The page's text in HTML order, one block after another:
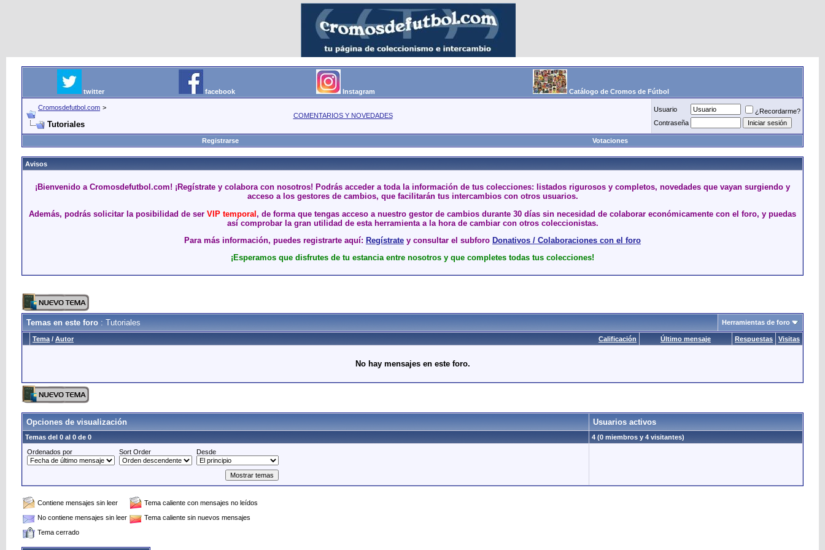
twitter facebook Instagram Catálogo de Cromos de Fútbol
Cromosdefutbol.com >
COMENTARIOS Y NOVEDADES
Tutoriales
Usuario
¿Recordarme?
Contraseña
Registrarse Votaciones
Avisos
¡Bienvenido a Cromosdefutbol.com! ¡Regístrate y colabora con nosotros! Podrás acceder a toda la información de tus colecciones: listados rigurosos y completos, novedades que vayan surgiendo y
acceso a los gestores de cambios, que facilitarán tus intercambios con otros usuarios.
Además, podrás solicitar la posibilidad de ser VIP temporal, de forma que tengas acceso a nuestro gestor de cambios durante 30 días sin necesidad de colaborar económicamente con el foro, y puedas
así comprobar la gran utilidad de esta herramienta a la hora de cambiar con otros coleccionistas.
Para más información, puedes registrarte aquí: Regístrate y consultar el subforo Donativos / Colaboraciones con el foro
¡Esperamos que disfrutes de tu estancia entre nosotros y que completes todas tus colecciones!
Temas en este foro : Tutoriales Herramientas de foro
Calificación
Tema / Autor Último mensaje Respuestas Visitas
No hay mensajes en este foro.
Opciones de visualización Usuarios activos
Temas del 0 al 0 de 0
4 (0 miembros y 4 visitantes)
Ordenados por
Sort Order Desde
Contiene mensajes sin leer
Tema caliente con mensajes no leídos
No contiene mensajes sin leer
Tema caliente sin nuevos mensajes
Tema cerrado